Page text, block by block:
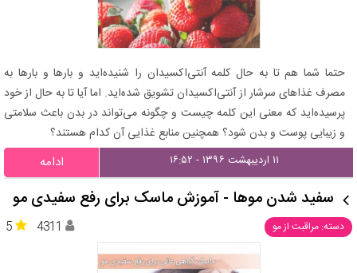
حتما شما هم تا به حال کلمه آنتی‌اکسیدان را شنیده‌اید و بارها و بارها به
مصرف غذاهای سرشار از آنتی‌اکسیدان تشویق شده‌اید. اما آیا تا به حال از خود
پرسیده‌اید که معنی این کلمه چیست و چگونه می‌تواند در بدن باعث سلامتی
و زیبایی پوست و بدن شود؟ همچنین منابع غذایی آن کدام هستند؟
۱۱ اردیبهشت ۱۳۹۶ - ۱۶:۵۲ ادامه
سفید شدن موها - آموزش ماسک برای رفع سفیدی مو
دسته: مراقبت از مو 5 4311